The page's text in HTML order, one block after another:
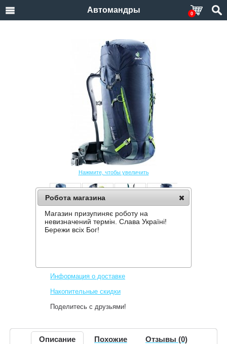
Автомандры 0
Нажмите, чтобы увеличить
РЮКЗАК DEUTER GUIDE 42+ EL
Информация о доставке
Накопительные скидки
Поделитесь с друзьями!
Описание Похожие Отзывы (0)
Робота магазина
Магазин призупиняє роботу на
невизначений термін. Слава Україні!
Бережи всіх Бог!